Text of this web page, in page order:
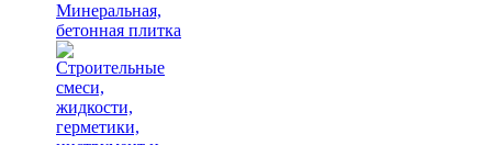
Минеральная,
бетонная плитка